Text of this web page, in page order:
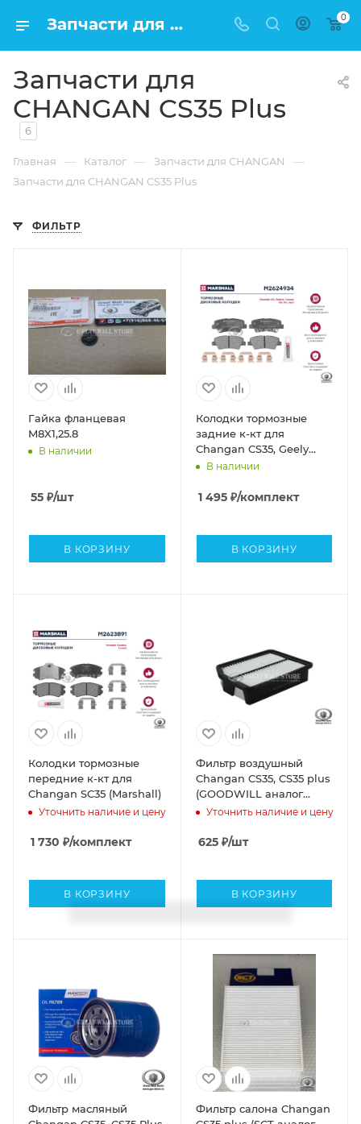
Запчасти для CHANGAN CS35 Plus по низкой цене в Москве 0
Запчасти для
CHANGAN CS35 Plus
6
Главная — Каталог — Запчасти для CHANGAN —
Запчасти для CHANGAN CS35 Plus
ФИЛЬТР
Гайка фланцевая
M8X1,25.8
В наличии
55 ₽/шт
В КОРЗИНУ
Колодки тормозные
задние к-кт для
Changan CS35, Geely
Atlas (MARSALL)
В наличии
1 495₽/комплект
В КОРЗИНУ
Колодки тормозные
передние к-кт для
Changan SC35 (Marshall)
Уточнить наличие и цену
1 730 ₽/комплект
В КОРЗИНУ
Фильтр воздушный
Changan CS35, CS35 plus
(GOODWILL аналог
S101014-0400)
Уточнить наличие и цену
625₽/шт
В КОРЗИНУ
Фильтр масляный
Фильтр салона Changan